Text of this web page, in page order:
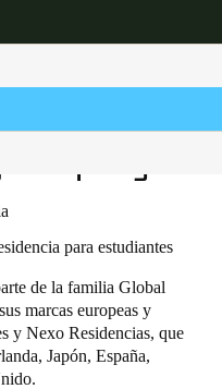
idioma
para estudiantes
de la familia Global
marcas europeas y
y Nexo Residencias, que
Japón, España,